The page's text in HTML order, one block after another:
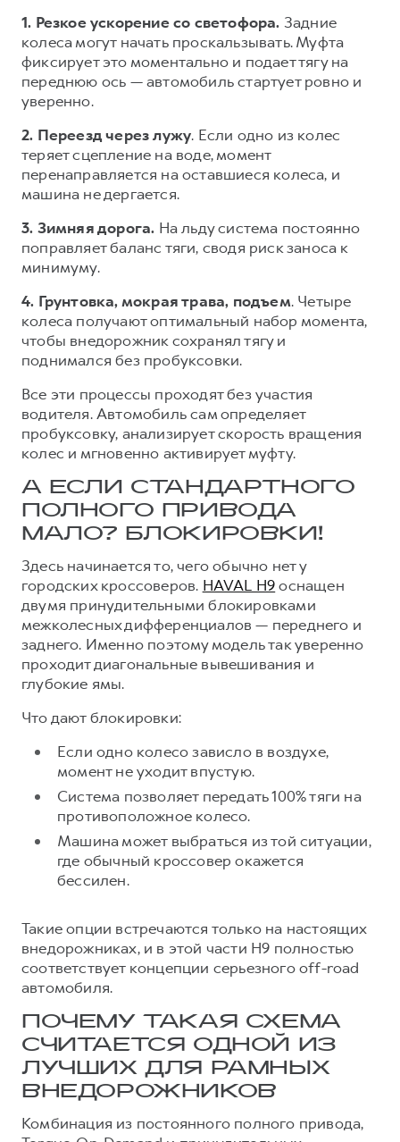
1. Резкое ускорение со светофора. Задние
колеса могут начать проскальзывать. Муфта
фиксирует это моментально и подает тягу на
переднюю ось — автомобиль стартует ровно и
уверенно.
2. Переезд через лужу. Если одно из колес
теряет сцепление на воде, момент
перенаправляется на оставшиеся колеса, и
машина не дергается.
3. Зимняя дорога. На льду система постоянно
поправляет баланс тяги, сводя риск заноса к
минимуму.
4. Грунтовка, мокрая трава, подъем. Четыре
колеса получают оптимальный набор момента,
чтобы внедорожник сохранял тягу и
поднимался без пробуксовки.
Все эти процессы проходят без участия
водителя. Автомобиль сам определяет
пробуксовку, анализирует скорость вращения
колес и мгновенно активирует муфту.
А ЕСЛИ СТАНДАРТНОГО
ПОЛНОГО ПРИВОДА
МАЛО? БЛОКИРОВКИ!
Здесь начинается то, чего обычно нет у
городских кроссоверов. HAVAL H9оснащен
двумя принудительными блокировками
межколесных дифференциалов — переднего и
заднего. Именно поэтому модель так уверенно
проходит диагональные вывешивания и
глубокие ямы.
Что дают блокировки:
Если одно колесо зависло в воздухе,
момент не уходит впустую.
Система позволяет передать 100% тяги на
противоположное колесо.
Машина может выбраться из той ситуации,
где обычный кроссовер окажется
бессилен.
Такие опции встречаются только на настоящих
внедорожниках, и в этой части H9 полностью
соответствует концепции серьезного off-road
автомобиля.
ПОЧЕМУ ТАКАЯ СХЕМА
СЧИТАЕТСЯ ОДНОЙ ИЗ
ЛУЧШИХ ДЛЯ РАМНЫХ
ВНЕДОРОЖНИКОВ
Комбинация из постоянного полного привода,